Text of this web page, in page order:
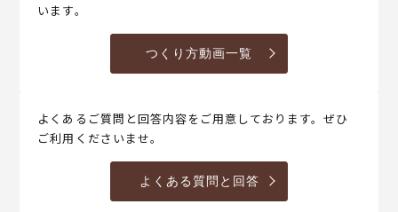
います。
つくり方動画一覧
よくあるご質問と回答内容をご用意しております。ぜひ
ご利用くださいませ。
よくある質問と回答